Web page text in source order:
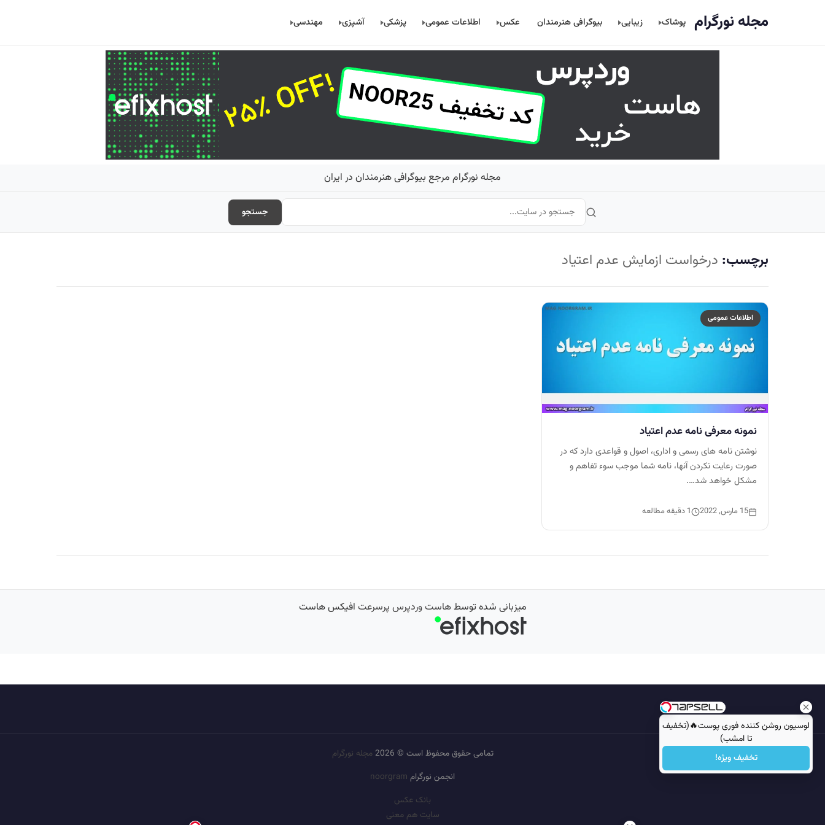
Image failed to load
لوسیون روشن کننده فوری پوست🔥(تخفیف
تا امشب)
تخفیف ویژه!
مجله نورگرام پوشاک زیبایی بیوگرافی هنرمندان عکس اطلاعات عمومی پزشکی آشپزی مهندسی
مجله نورگرام مرجع بیوگرافی هنرمندان در ایران
جستجو
برچسب: درخواست ازمایش عدم اعتیاد
اطلاعات عمومی
نمونه معرفی نامه عدم اعتیاد
نوشتن نامه های رسمی و اداری، اصول و قواعدی دارد که در
صورت رعایت نکردن آنها، نامه شما موجب سوء تفاهم و
مشکل خواهد شد….
15 مارس, 2022 1 دقیقه مطالعه
میزبانی شده توسطهاست وردپرس پرسرعت افیکس هاست
تمامی حقوق محفوظ است © 2026
مجله نورگرام
انجمن نورگرام noorgram
بانک عکس
سایت هم معنی